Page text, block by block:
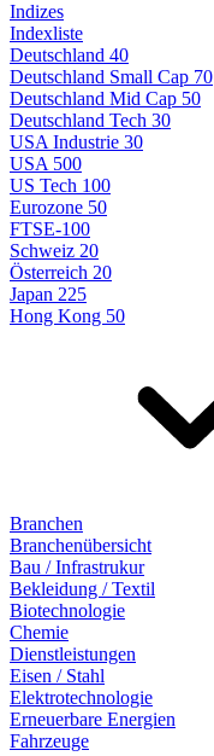
Indizes
Indexliste
Deutschland 40
Deutschland Small Cap 70
Deutschland Mid Cap 50
Deutschland Tech 30
USA Industrie 30
USA 500
US Tech 100
Eurozone 50
FTSE-100
Schweiz 20
Österreich 20
Japan 225
Hong Kong 50
Branchen
Branchenübersicht
Bau / Infrastrukur
Bekleidung / Textil
Biotechnologie
Chemie
Dienstleistungen
Eisen / Stahl
Elektrotechnologie
Erneuerbare Energien
Fahrzeuge